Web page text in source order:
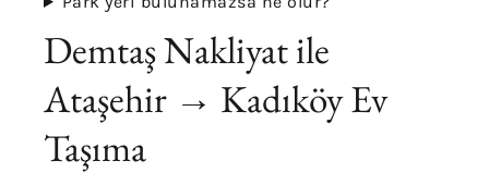
Demtaş Nakliyat ile
Ataşehir → Kadıköy Ev
Taşıma